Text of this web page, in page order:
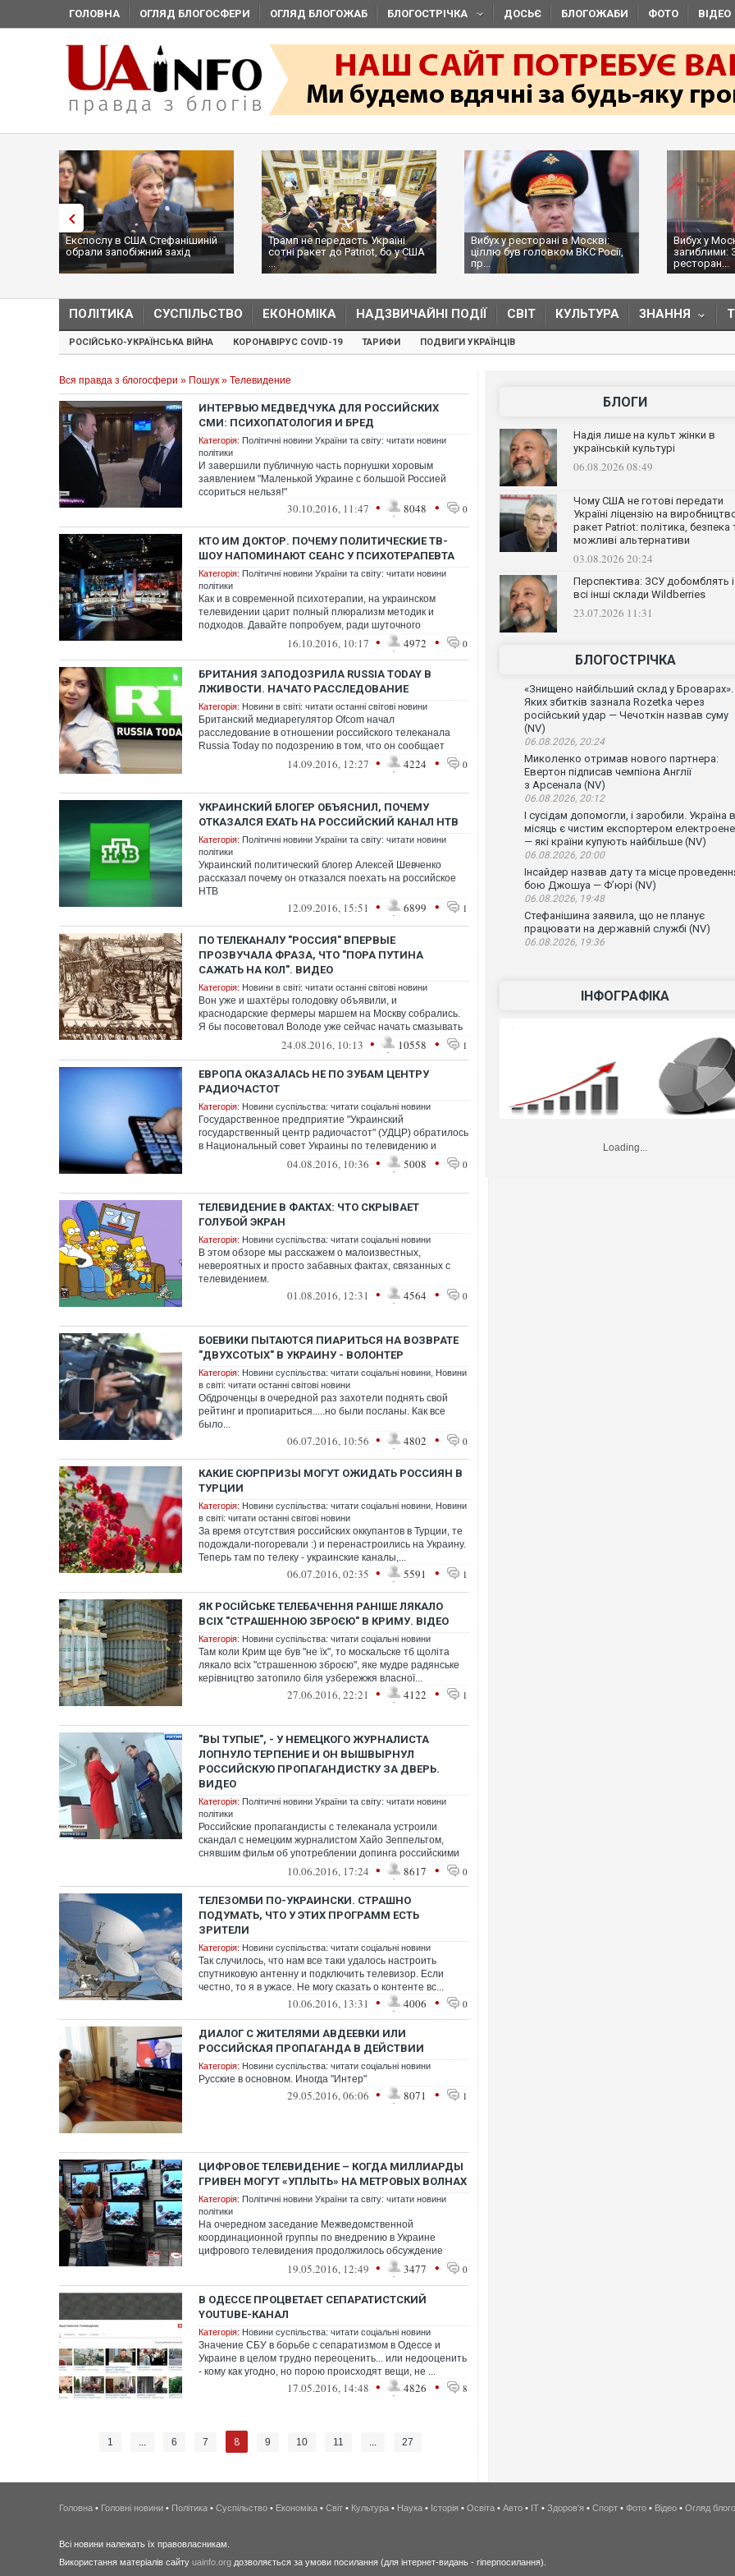
ГОЛОВНА ОГЛЯД БЛОГОСФЕРИ ОГЛЯД БЛОГОЖАБ БЛОГОСТРІЧКА ДОСЬЄ БЛОГОЖАБИ ФОТО ВІДЕО
Експослу в США Стефанішиній
обрали запобіжний захід
Трамп не передасть Україні
сотні ракет до Patriot, бо у США
...
Вибух у ресторані в Москві:
ціллю був головком ВКС Росії,
пр...
Вибух у
загиблими:
ресторан...
ПОЛІТИКА СУСПІЛЬСТВО ЕКОНОМІКА НАДЗВИЧАЙНІ ПОДІЇ СВІТ КУЛЬТУРА ЗНАННЯ
РОСІЙСЬКО-УКРАЇНСЬКА ВІЙНА КОРОНАВІРУС COVID-19 ТАРИФИ ПОДВИГИ УКРАЇНЦІВ
Вся правда з блогосфери » Пошук » Телевидение
ИНТЕРВЬЮ МЕДВЕДЧУКА ДЛЯ РОССИЙСКИХ
СМИ: ПСИХОПАТОЛОГИЯ И БРЕД
Категорія: Політичні новини України та світу: читати новини
політики
И завершили публичную часть порнушки хоровым
заявлением "Маленькой Украине с большой Россией
ссориться нельзя!"
30.10.2016, 11:47 • 8048 • 0
КТО ИМ ДОКТОР. ПОЧЕМУ ПОЛИТИЧЕСКИЕ ТВ-
ШОУ НАПОМИНАЮТ СЕАНС У ПСИХОТЕРАПЕВТА
Категорія: Політичні новини України та світу: читати новини
політики
Как и в современной психотерапии, на украинском
телевидении царит полный плюрализм методик и
подходов. Давайте попробуем, ради шуточного
16.10.2016, 10:17 • 4972 • 0
БРИТАНИЯ ЗАПОДОЗРИЛА RUSSIA TODAY В
ЛЖИВОСТИ. НАЧАТО РАССЛЕДОВАНИЕ
Категорія: Новини в світі: читати останні світові новини
Британский медиарегулятор Ofcom начал
расследование в отношении российского телеканала
Russia Today по подозрению в том, что он сообщает
14.09.2016, 12:27 • 4224 • 0
УКРАИНСКИЙ БЛОГЕР ОБЪЯСНИЛ, ПОЧЕМУ
ОТКАЗАЛСЯ ЕХАТЬ НА РОССИЙСКИЙ КАНАЛ НТВ
Категорія: Політичні новини України та світу: читати новини
політики
Украинский политический блогер Алексей Шевченко
рассказал почему он отказался поехать на российское
НТВ
12.09.2016, 15:51 • 6899 • 1
ПО ТЕЛЕКАНАЛУ "РОССИЯ" ВПЕРВЫЕ
ПРОЗВУЧАЛА ФРАЗА, ЧТО "ПОРА ПУТИНА
САЖАТЬ НА КОЛ". ВИДЕО
Категорія: Новини в світі: читати останні світові новини
Вон уже и шахтёры голодовку объявили, и
краснодарские фермеры маршем на Москву собрались.
Я бы посоветовал Володе уже сейчас начать смазывать
24.08.2016, 10:13 • 10558 • 1
ЕВРОПА ОКАЗАЛАСЬ НЕ ПО ЗУБАМ ЦЕНТРУ
РАДИОЧАСТОТ
Категорія: Новини суспільства: читати соціальні новини
Государственное предприятие "Украинский
государственный центр радиочастот" (УДЦР) обратилось
в Национальный совет Украины по телевидению и
04.08.2016, 10:36 • 5008 • 0
ТЕЛЕВИДЕНИЕ В ФАКТАХ: ЧТО СКРЫВАЕТ
ГОЛУБОЙ ЭКРАН
Категорія: Новини суспільства: читати соціальні новини
В этом обзоре мы расскажем о малоизвестных,
невероятных и просто забавных фактах, связанных с
телевидением.
01.08.2016, 12:31 • 4564 • 0
БОЕВИКИ ПЫТАЮТСЯ ПИАРИТЬСЯ НА ВОЗВРАТЕ
"ДВУХСОТЫХ" В УКРАИНУ - ВОЛОНТЕР
Категорія: Новини суспільства: читати соціальні новини Новини
в світі: читати останні світові новини
Обдроченцы в очередной раз захотели поднять свой
рейтинг и пропиариться.....но были посланы. Как все
было...
06.07.2016, 10:56 • 4802 • 0
КАКИЕ СЮРПРИЗЫ МОГУТ ОЖИДАТЬ РОССИЯН В
ТУРЦИИ
Категорія: Новини суспільства: читати соціальні новини Новини
в світі: читати останні світові новини
За время отсутствия российских оккупантов в Турции, те
подождали-погоревали :) и перенастроились на Украину.
Теперь там по телеку - украинские каналы,...
06.07.2016, 02:35 • 5591 • 1
ЯК РОСІЙСЬКЕ ТЕЛЕБАЧЕННЯ РАНІШЕ ЛЯКАЛО
ВСІХ "СТРАШЕННОЮ ЗБРОЄЮ" В КРИМУ. ВІДЕО
Категорія: Новини суспільства: читати соціальні новини
Там коли Крим ще був "не їх", то москальске тб щоліта
лякало всіх "страшенною зброєю", яке мудре радянське
керівництво затопило біля узбережжя власної...
27.06.2016, 22:21 • 4122 • 1
"ВЫ ТУПЫЕ", - У НЕМЕЦКОГО ЖУРНАЛИСТА
ЛОПНУЛО ТЕРПЕНИЕ И ОН ВЫШВЫРНУЛ
РОССИЙСКУЮ ПРОПАГАНДИСТКУ ЗА ДВЕРЬ.
ВИДЕО
Категорія: Політичні новини України та світу: читати новини
політики
Российские пропагандисты с телеканала устроили
скандал с немецким журналистом Хайо Зеппельтом,
снявшим фильм об употреблении допинга российскими
10.06.2016, 17:24 • 8617 • 0
ТЕЛЕЗОМБИ ПО-УКРАИНСКИ. СТРАШНО
ПОДУМАТЬ, ЧТО У ЭТИХ ПРОГРАММ ЕСТЬ
ЗРИТЕЛИ
Категорія: Новини суспільства: читати соціальні новини
Так случилось, что нам все таки удалось настроить
спутниковую антенну и подключить телевизор. Если
честно, то я в ужасе. Не могу сказать о контенте вс...
10.06.2016, 13:31 • 4006 • 0
ДИАЛОГ С ЖИТЕЛЯМИ АВДЕЕВКИ ИЛИ
РОССИЙСКАЯ ПРОПАГАНДА В ДЕЙСТВИИ
Категорія: Новини суспільства: читати соціальні новини
Русские в основном. Иногда "Интер"
29.05.2016, 06:06 • 8071 • 1
ЦИФРОВОЕ ТЕЛЕВИДЕНИЕ – КОГДА МИЛЛИАРДЫ
ГРИВЕН МОГУТ «УПЛЫТЬ» НА МЕТРОВЫХ ВОЛНАХ
Категорія: Політичні новини України та світу: читати новини
політики
На очередном заседание Межведомственной
координационной группы по внедрению в Украине
цифрового телевидения продолжилось обсуждение
проекта «План меро...19.05.2016, 12:49 • 3477 • 0
В ОДЕССЕ ПРОЦВЕТАЕТ СЕПАРАТИСТСКИЙ
YOUTUBE-КАНАЛ
Категорія: Новини суспільства: читати соціальні новини
Значение СБУ в борьбе с сепаратизмом в Одессе и
Украине в целом трудно переоценить... или недооценить
- кому как угодно, но порою происходят вещи, не ...
17.05.2016, 14:48 • 4826 • 8
1 ... 6 7 8 9 10 11 ... 27
БЛОГИ
Надія лише на культ жінки в
українській культурі
06.08.2026 08:49
Чому США не готові передати
Україні ліцензію на
ракет Patriot: політика, безпека
можливі альтернативи
03.08.2026 20:24
Перспектива: ЗСУ добомблять і
всі інші склади Wildberries
23.07.2026 11:31
БЛОГОСТРІЧКА
«Знищено найбільший склад у Броварах».
Яких збитків зазнала Rozetka через
російський удар — Чечоткін назвав суму
(NV)
06.08.2026, 20:24
Миколенко отримав нового партнера:
Евертон підписав чемпіона Англії
з Арсенала (NV)
06.08.2026, 20:12
І сусідам допомогли, і заробили. Україна
місяць є чистим експортером
— які країни купують найбільше (NV)
06.08.2026, 20:00
Інсайдер назвав дату та місце
бою Джошуа — Ф’юрі (NV)
06.08.2026, 19:48
Стефанішина заявила, що не планує
працювати на державній службі (NV)
06.08.2026, 19:36
ІНФОГРАФІКА
Loading...
Росія атакувала Суми
торговельний центр,
Топпосадовцю
Головна • Головні новини • Політика • Суспільство • Економіка • Світ • Культура • Наука • Історія • Освіта • Авто • IT • Здоров'я • Спорт • Фото • Відео • Огляд
Всі новини належать їх правовласникам.
Використання матеріалів сайту uainfo.org дозволяється за умови посилання (для інтернет-видань - гіперпосилання).